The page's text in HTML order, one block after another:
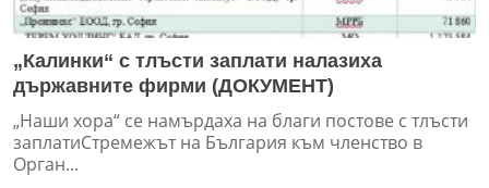
„Калинки“ с тлъсти заплати налазиха
държавните фирми (ДОКУМЕНТ)
„Наши хора“ се намърдаха на благи постове с тлъсти
заплатиСтремежът на България към членство в
Орган...